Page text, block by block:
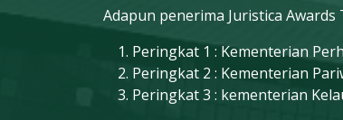
Adapun penerima Juristica Awards
Peringkat 1 : Kementerian
Peringkat 2 : Kementerian
Peringkat 3 : kementerian